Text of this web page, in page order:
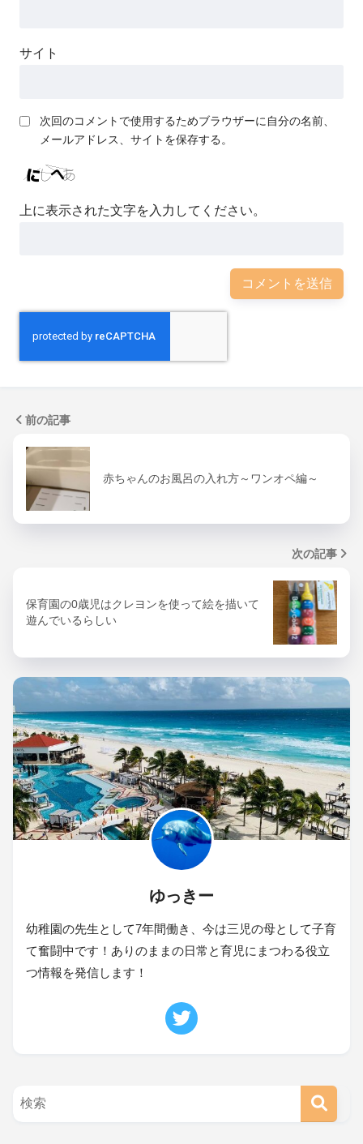
サイト
次回のコメントで使用するためブラウザーに自分の名前、
メールアドレス、サイトを保存する。
上に表示された文字を入力してください。
前の記事
赤ちゃんのお風呂の入れ方～ワンオペ編～
次の記事
保育園の0歳児はクレヨンを使って絵を描いて
遊んでいるらしい
ゆっきー
幼稚園の先生として7年間働き、今は三児の母として子育
て奮闘中です！ありのままの日常と育児にまつわる役立
つ情報を発信します！